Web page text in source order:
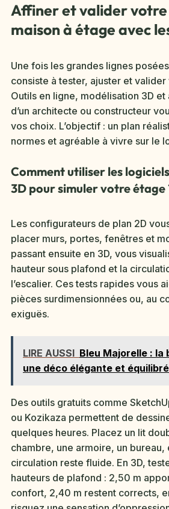
Affiner et valider votre
maison à étage avec
Une fois les grandes lignes
consiste à tester, ajuster et valider
Outils en ligne, modélisation 3D
d’un architecte ou constructeur
vos choix. L’objectif : un plan
normes et agréable à vivre sur le
Comment utiliser les
3D pour simuler votre étage
Les configurateurs de plan 2D
placer murs, portes, fenêtres et
passant ensuite en 3D, vous
hauteur sous plafond et la
l’escalier. Ces tests rapides vous
pièces surdimensionnées ou, au
exiguës.
LIRE AUSSI Bleu Majorelle : la
une déco élégante et
Des outils gratuits comme
ou Kozikaza permettent de
quelques heures. Placez un lit
chambre, une armoire, un
circulation reste fluide. En 3D,
hauteurs de plafond : 2,50 m
confort, 2,40 m restent corrects,